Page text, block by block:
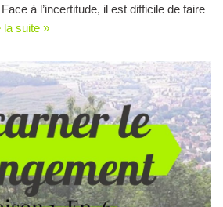
à l’incertitude, il est difficile de faire
la suite »